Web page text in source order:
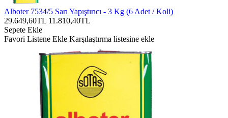
Alboter 7534/5 Sarı Yapıştırıcı - 3 Kg (6 Adet / Koli)
29.649,60TL 11.810,40TL
Sepete Ekle
Favori Listene Ekle Karşılaştırma listesine ekle